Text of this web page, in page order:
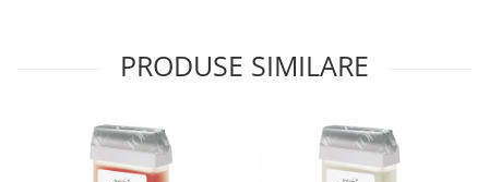
PRODUSE SIMILARE